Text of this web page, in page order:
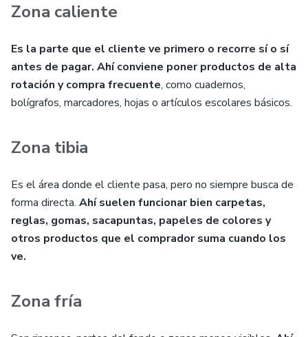
Zona caliente
Es la parte que el cliente ve primero o recorre sí o sí
antes de pagar. Ahí conviene poner productos de alta
rotación y compra frecuente, como cuadernos,
bolígrafos, marcadores, hojas o artículos escolares básicos.
Zona tibia
Es el área donde el cliente pasa, pero no siempre busca de
forma directa. Ahí suelen funcionar bien carpetas,
reglas, gomas, sacapuntas, papeles de colores y
otros productos que el comprador suma cuando los
ve.
Zona fría